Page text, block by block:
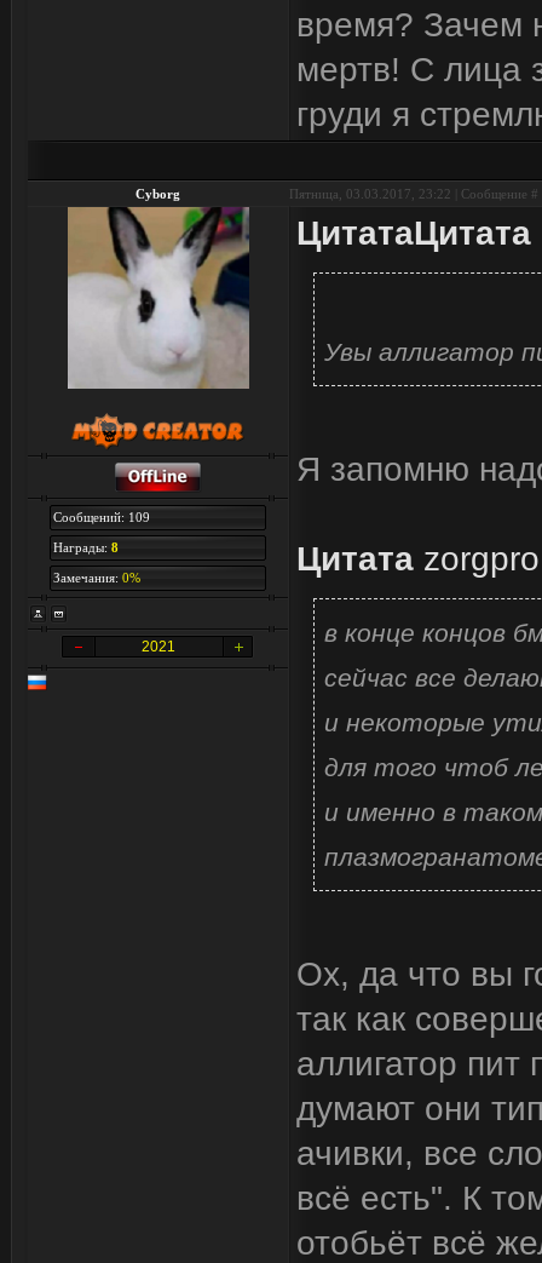
время? Зачем
мертв! С лица
груди я
Cyborg Пятница, 03.03.2017, 23:22 | Сообщение #
Сообщений: 109
Награды:8
Замечания:0%
2021
ЦитатаЦитата
Увы аллигатор
Я запомню
Цитата zorgpro
в конце концов
сейчас все
и некоторые
для того чтоб
и именно в
Ох, да что вы
так как
аллигатор
думают они
ачивки, все
всё есть". К
отобьёт всё